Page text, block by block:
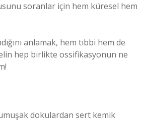
soranlar için hem küresel hem
anlamak, hem tıbbi hem de
hep birlikte ossifikasyonun ne
dokulardan sert kemik